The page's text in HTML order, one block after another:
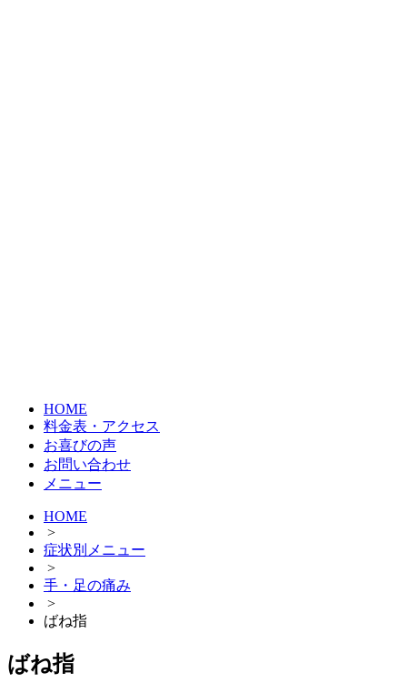
HOME
料金表・アクセス
お喜びの声
お問い合わせ
メニュー
HOME
>
症状別メニュー
>
手・足の痛み
>
ばね指
ばね指